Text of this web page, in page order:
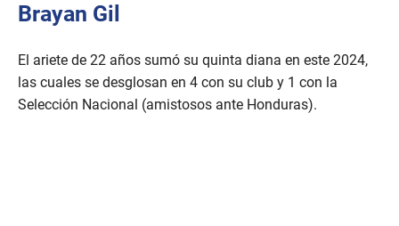
Brayan Gil
El ariete de 22 años sumó su quinta diana en este 2024,
las cuales se desglosan en 4 con su club y 1 con la
Selección Nacional (amistosos ante Honduras).